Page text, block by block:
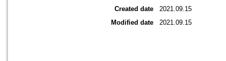
Created date
2021.09.15
Modified date
2021.09.15